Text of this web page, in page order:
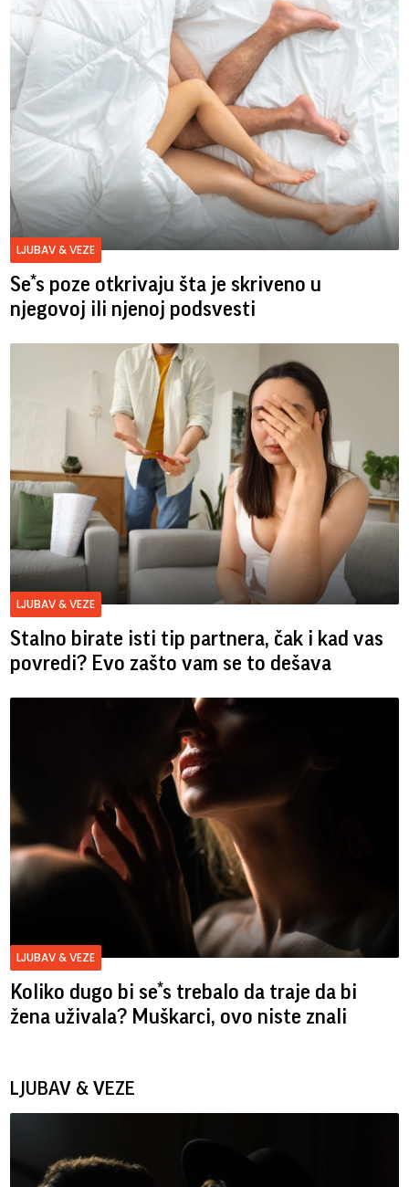
LJUBAV & VEZE
Se*s poze otkrivaju šta je skriveno u
njegovoj ili njenoj podsvesti
LJUBAV & VEZE
Stalno birate isti tip partnera, čak i kad vas
povredi? Evo zašto vam se to dešava
LJUBAV & VEZE
Koliko dugo bi se*s trebalo da traje da bi
žena uživala? Muškarci, ovo niste znali
LJUBAV & VEZE